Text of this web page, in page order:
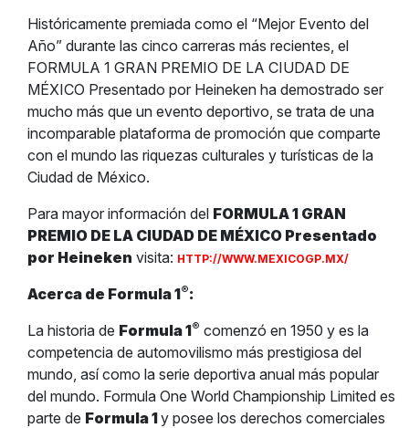
Históricamente premiada como el “Mejor Evento del
Año” durante las cinco carreras más recientes, el
FORMULA 1 GRAN PREMIO DE LA CIUDAD DE
MÉXICO Presentado por Heineken ha demostrado ser
mucho más que un evento deportivo, se trata de una
incomparable plataforma de promoción que comparte
con el mundo las riquezas culturales y turísticas de la
Ciudad de México.
Para mayor información del FORMULA 1 GRAN
PREMIO DE LA CIUDAD DE MÉXICO Presentado
por Heineken visita: HTTP://WWW.MEXICOGP.MX/
Acerca de Formula 1®:
La historia de Formula 1® comenzó en 1950 y es la
competencia de automovilismo más prestigiosa del
mundo, así como la serie deportiva anual más popular
del mundo. Formula One World Championship Limited es
parte de Formula 1y posee los derechos comerciales